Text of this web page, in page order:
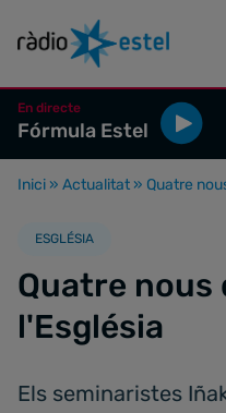
En directe
Fórmula Estel
Inici » Actualitat » Quatre
ESGLÉSIA
Quatre nous
l'Església
Els seminaristes